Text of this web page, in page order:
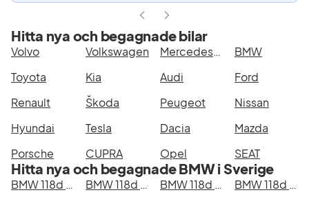
Hitta nya och begagnade bilar
Volvo Volkswagen Mercedes-Benz
BMW
Toyota
Kia Audi
Ford
Renault
Škoda Peugeot
Nissan
Hyundai
Tesla Dacia
Mazda
Porsche
CUPRA Opel SEAT
Hitta nya och begagnade BMW i Sverige
BMW 118d i Stockholm BMW 118d i Göteborg BMW 118d i Helsingborg
BMW 118d i Jönköping